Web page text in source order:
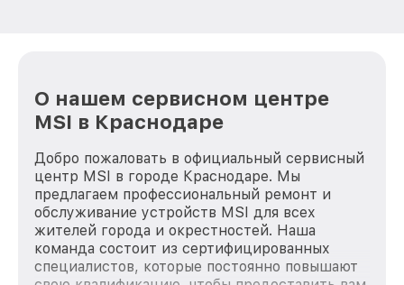
О нашем сервисном центре
MSI в Краснодаре
Добро пожаловать в официальный сервисный
центр MSI в городе Краснодаре. Мы
предлагаем профессиональный ремонт и
обслуживание устройств MSI для всех
жителей города и окрестностей. Наша
команда состоит из сертифицированных
специалистов, которые постоянно повышают